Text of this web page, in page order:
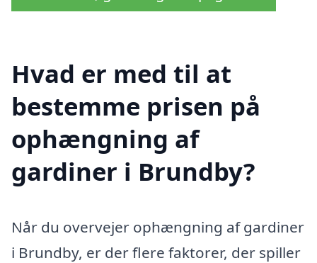
Hvad er med til at
bestemme prisen på
ophængning af
gardiner i Brundby?
Når du overvejer ophængning af gardiner
i Brundby, er der flere faktorer, der spiller